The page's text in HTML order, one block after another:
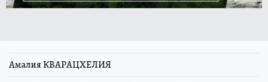
Амалия КВАРАЦХЕЛИЯ